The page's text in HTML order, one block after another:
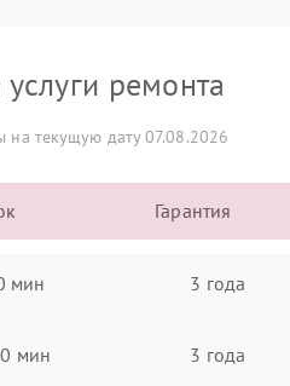
ремонта
на текущую дату 07.08.2026
Гарантия
мин 3 года
мин 3 года